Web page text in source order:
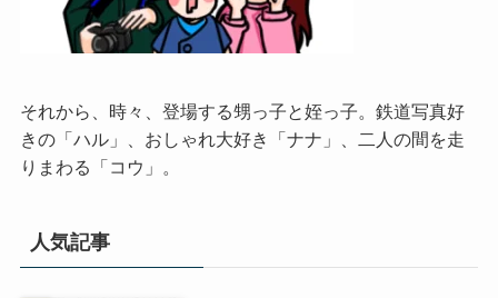
それから、時々、登場する甥っ子と姪っ子。鉄道写真好
きの「ハル」、おしゃれ大好き「ナナ」、二人の間を走
りまわる「コウ」。
人気記事